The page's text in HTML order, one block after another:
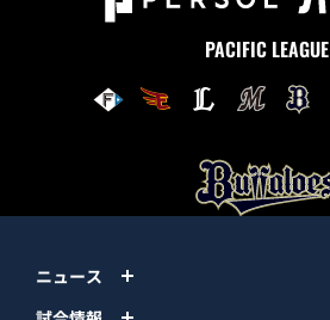
PACIFIC LEAGUE
ニュース